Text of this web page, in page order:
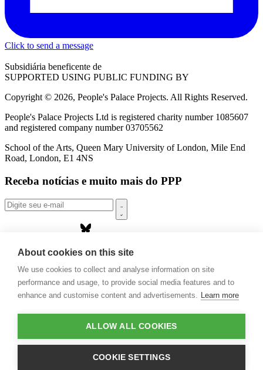
Click to send a message
Subsidiária beneficente de
SUPPORTED USING PUBLIC FUNDING BY
Copyright © 2026, People's Palace Projects. All Rights Reserved.
People's Palace Projects Ltd is registered charity number 1085607
and registered company number 03705562
School of the Arts, Queen Mary University of London, Mile End
Road, London, E1 4NS
Receba notícias e muito mais do PPP
Sobre nós
Casa Rio
Publicações
Eventos
Contato
About cookies on this site
We use cookies to collect and analyse information on site
performance and usage, to provide social media features and to
enhance and customise content and advertisements. Learn more
ALLOW ALL COOKIES
COOKIE SETTINGS